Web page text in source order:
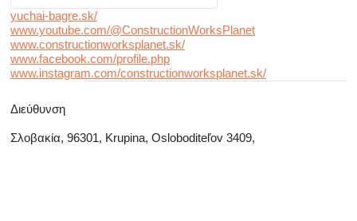
yuchai-bagre.sk/
www.youtube.com/@ConstructionWorksPlanet
www.constructionworksplanet.sk/
www.facebook.com/profile.php
www.instagram.com/constructionworksplanet.sk/
Διεύθυνση
Σλοβακία, 96301, Krupina, Osloboditeľov 3409,